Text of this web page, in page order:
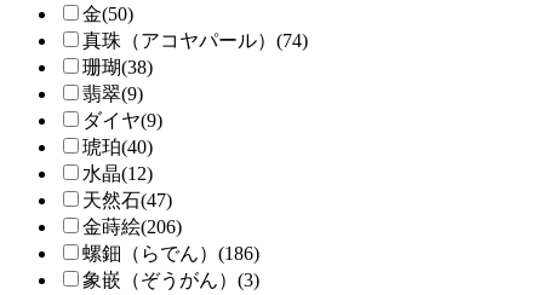
金(50)
真珠（アコヤパール）(74)
珊瑚(38)
翡翠(9)
ダイヤ(9)
琥珀(40)
水晶(12)
天然石(47)
金蒔絵(206)
螺鈿（らでん）(186)
象嵌（ぞうがん）(3)